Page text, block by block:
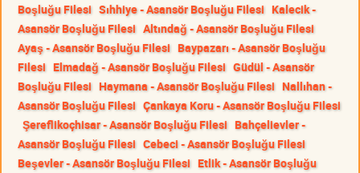
Boşluğu Filesi Sıhhiye - Asansör Boşluğu Filesi Kalecik -
Asansör Boşluğu Filesi Altındağ - Asansör Boşluğu Filesi
Ayaş - Asansör Boşluğu Filesi Baypazarı - Asansör Boşluğu
Filesi Elmadağ - Asansör Boşluğu Filesi Güdül - Asansör
Boşluğu Filesi Haymana - Asansör Boşluğu Filesi Nallıhan -
Asansör Boşluğu Filesi Çankaya Koru - Asansör Boşluğu Filesi
Şereflikoçhisar - Asansör Boşluğu Filesi Bahçelievler -
Asansör Boşluğu Filesi Cebeci - Asansör Boşluğu Filesi
Beşevler - Asansör Boşluğu Filesi Etlik - Asansör Boşluğu